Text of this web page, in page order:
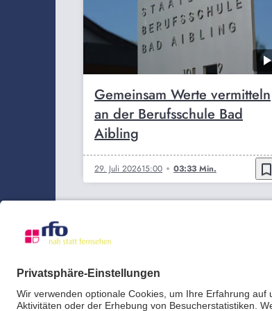
Gemeinsam Werte vermitteln
an der Berufsschule Bad
Aibling
29. Juli 202615:00 03:33 Min. bookmark_border